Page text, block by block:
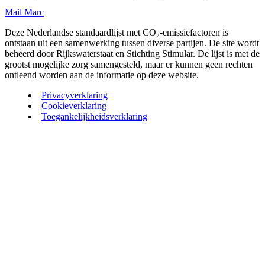
Mail Marc
Deze Nederlandse standaardlijst met CO₂-emissiefactoren is
ontstaan uit een samenwerking tussen diverse partijen. De site wordt
beheerd door Rijkswaterstaat en Stichting Stimular. De lijst is met de
grootst mogelijke zorg samengesteld, maar er kunnen geen rechten
ontleend worden aan de informatie op deze website.
Privacyverklaring
Cookieverklaring
Toegankelijkheidsverklaring